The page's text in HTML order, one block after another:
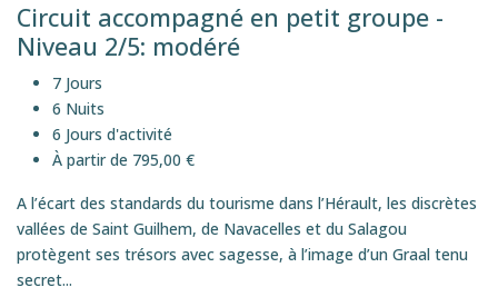
Circuit accompagné en petit groupe -
Niveau 2/5: modéré
7 Jours
6 Nuits
6 Jours d'activité
À partir de 795,00 €
A l’écart des standards du tourisme dans l’Hérault, les discrètes
vallées de Saint Guilhem, de Navacelles et du Salagou
protègent ses trésors avec sagesse, à l’image d’un Graal tenu
secret...